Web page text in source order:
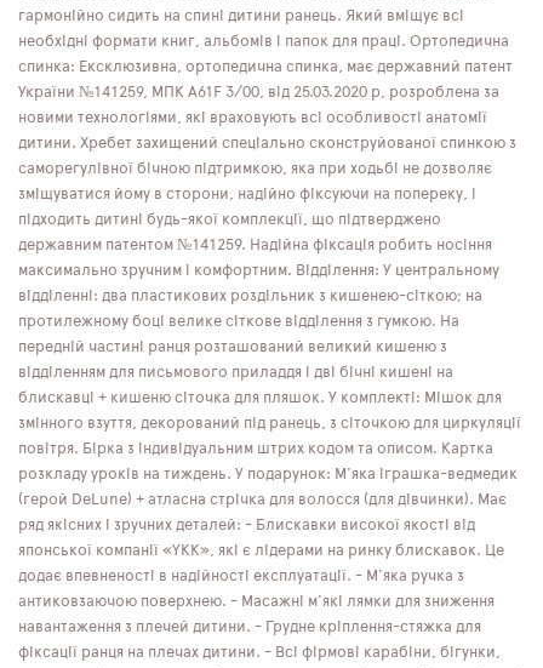
гармонійно сидить на спині дитини ранець. Який вміщує всі
необхідні формати книг, альбомів і папок для праці. Ортопедична
спинка: Ексклюзивна, ортопедична спинка, має державний патент
України №141259, МПК А61F 3/00, від 25.03.2020 р, розроблена за
новими технологіями, які враховують всі особливості анатомії
дитини. Хребет захищений спеціально сконструйованої спинкою з
саморегулівної бічною підтримкою, яка при ходьбі не дозволяє
зміщуватися йому в сторони, надійно фіксуючи на попереку, і
підходить дитині будь-якої комплекції, що підтверджено
державним патентом №141259. Надійна фіксація робить носіння
максимально зручним і комфортним. Відділення: У центральному
відділенні: два пластикових роздільник з кишенею-сіткою; на
протилежному боці велике сіткове відділення з гумкою. На
передній частині ранця розташований великий кишеню з
відділенням для письмового приладдя і дві бічні кишені на
блискавці + кишеню сіточка для пляшок. У комплекті: Мішок для
змінного взуття, декорований під ранець, з сіточкою для циркуляції
повітря. Бірка з індивідуальним штрих кодом та описом. Картка
розкладу уроків на тиждень. У подарунок: М'яка іграшка-ведмедик
(герой DeLune) + атласна стрічка для волосся (для дівчинки). Має
ряд якісних і зручних деталей: - Блискавки високої якості від
японської компанії «YKK», які є лідерами на ринку блискавок. Це
додає впевненості в надійності експлуатації. - М'яка ручка з
антиковзаючою поверхнею. - Масажні м'які лямки для зниження
навантаження з плечей дитини. - Грудне кріплення-стяжка для
фіксації ранця на плечах дитини. - Всі фірмові карабіни, бігунки,